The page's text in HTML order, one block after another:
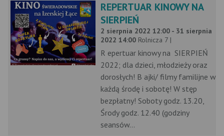
REPERTUAR KINOWY NA
SIERPIEŃ
2 sierpnia 2022 12:00 - 31 sierpnia
2022 14:00 Rolnicza 7 |
R epertuar kinowy na SIERPIEŃ
2022; dla dzieci, młodzieży oraz
dorosłych! B ajki/ filmy familijne w
każdą środę i sobotę! W stęp
bezpłatny! Soboty godz. 13.20,
Środy godz. 12.40 (godziny
seansów...